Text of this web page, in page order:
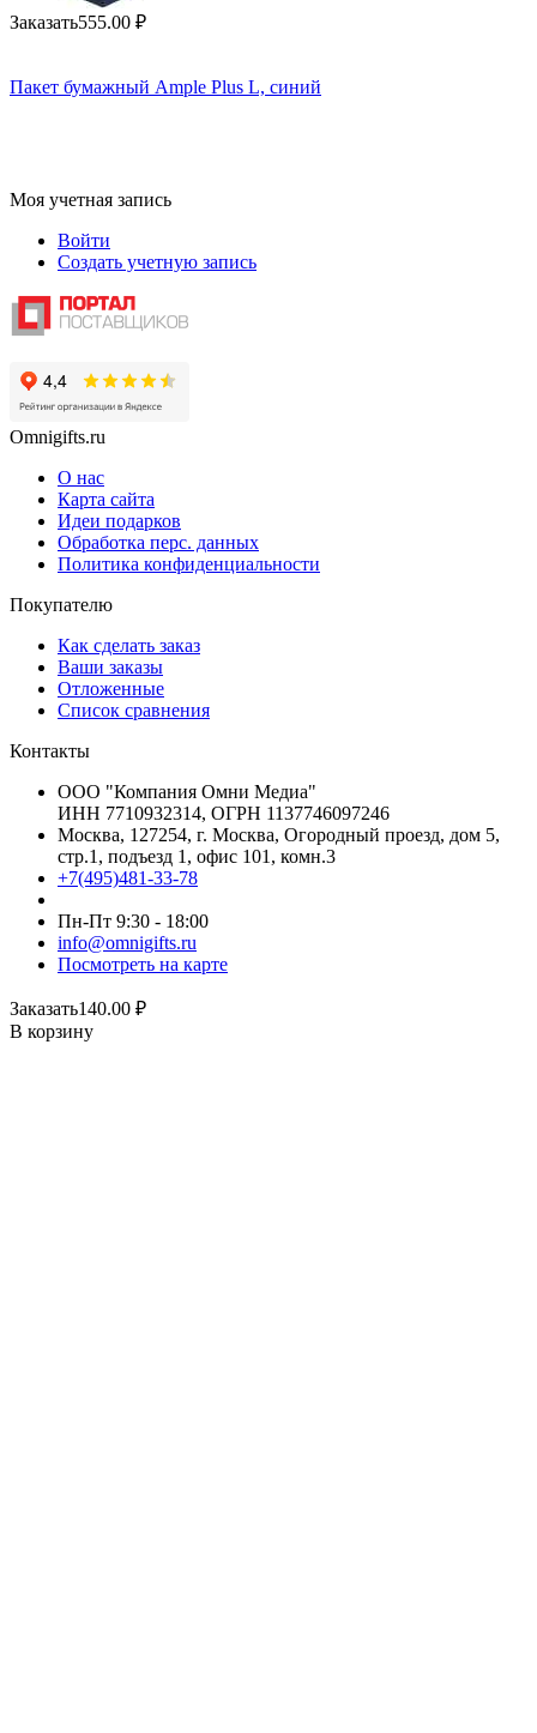
Заказать555.00 ₽
Пакет бумажный Ample Plus L, синий
Моя учетная запись
Войти
Создать учетную запись
Omnigifts.ru
О нас
Карта сайта
Идеи подарков
Обработка перс. данных
Политика конфиденциальности
Покупателю
Как сделать заказ
Ваши заказы
Отложенные
Список сравнения
Контакты
ООО "Компания Омни Медиа"
ИНН 7710932314, ОГРН 1137746097246
Москва, 127254, г. Москва, Огородный проезд, дом 5,
стр.1, подъезд 1, офис 101, комн.3
+7(495)481-33-78
Пн-Пт 9:30 - 18:00
info@omnigifts.ru
Посмотреть на карте
Заказать140.00 ₽
В корзину